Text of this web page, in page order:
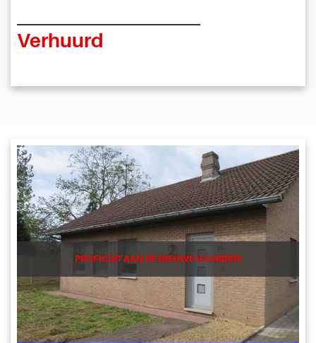
Verhuurd
PROFICIAT AAN DE NIEUWE HUURDER!